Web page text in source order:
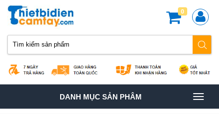
0
TOGGLE
DANH MỤC SẢN PHÂM